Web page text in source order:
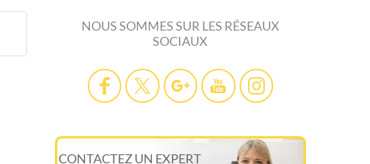
NOUS SOMMES SUR LES RÉSEAUX
SOCIAUX
CONTACTEZ UN EXPERT